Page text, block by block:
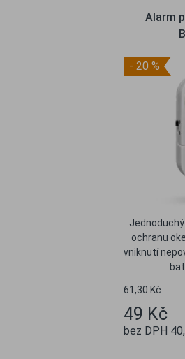
Alarm
- 20 %
ochranu
vniknutí
61,30 Kč
49 Kč
bez DPH